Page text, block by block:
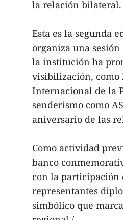
la relación bilateral.
Esta es la segunda
organiza una
la institución ha
visibilización, como
Internacional de la
senderismo como
aniversario de las
Como actividad
banco
con la participación
representantes
simbólico que